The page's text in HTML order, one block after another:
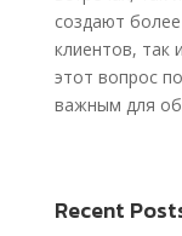
создают
клиентов, так
этот вопрос
важным для
Recent